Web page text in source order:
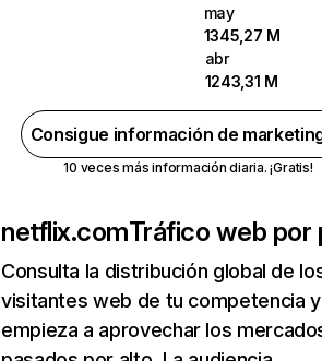
may
1345,27 M
abr
1243,31 M
Consigue información de
10 veces más información diaria. ¡Gratis!
netflix.comTráfico web por
Consulta la distribución global de
visitantes web de tu competencia y
empieza a aprovechar los